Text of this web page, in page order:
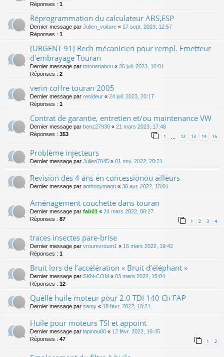
Réponses : 1
Réprogrammation du calculateur ABS,ESP
Dernier message par Julien_voiture « 17 sept. 2023, 12:57
Réponses : 1
[URGENT 91] Rech mécanicien pour rempl. Emetteur
d'embrayage Touran
Dernier message par totonenabou « 26 juil. 2023, 10:01
Réponses : 2
verin coffre touran 2005
Dernier message par resideur « 24 juil. 2023, 20:17
Réponses : 1
Contrat de garantie, entretien et/ou maintenance VW
Dernier message par benz27930 « 21 mars 2023, 17:48
Réponses : 353 1 12 13 14 15
Problème injecteurs
Dernier message par Julien7845 « 01 nov. 2022, 20:21
Revision des 4 ans en concessionou ailleurs
Dernier message par anthonymann « 30 avr. 2022, 15:01
Aménagement couchette dans touran
Dernier message par fab01 « 24 mars 2022, 08:27
Réponses : 87 1 2 3 4
traces insectes pare-brise
Dernier message par vroumvroum1 « 16 mars 2022, 19:42
Réponses : 1
Bruit lors de l’accélération « Bruit d’éléphant »
Dernier message par SKN-COM « 03 mars 2022, 15:04
Réponses : 12
Quelle huile moteur pour 2.0 TDI 140 Ch FAP
Dernier message par samy « 18 févr. 2022, 18:21
Huile pour moteurs TSI et appoint
Dernier message par lapinou80 « 12 févr. 2022, 16:45
Réponses : 47 1 2